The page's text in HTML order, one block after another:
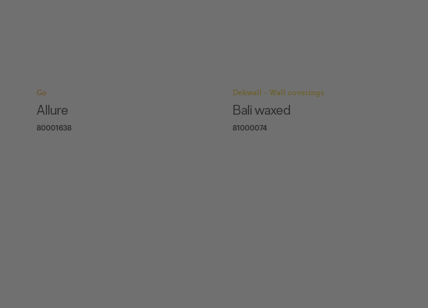
Go
Allure
80001638
Dekwall - Wall coverings
Bali waxed
81000074